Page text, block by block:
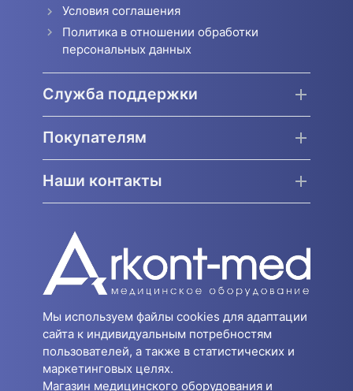
Условия соглашения
Политика в отношении обработки
персональных данных
Служба поддержки
Покупателям
Наши контакты
Мы используем файлы cookies для адаптации
сайта к индивидуальным потребностям
пользователей, а также в статистических и
маркетинговых целях.
Магазин медицинского оборудования и